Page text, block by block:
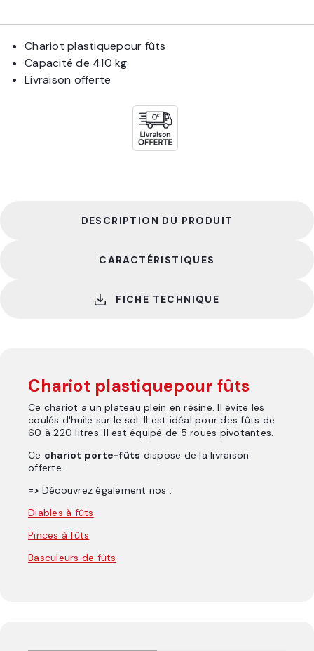
Chariot plastiquepour fûts
Capacité de 410 kg
Livraison offerte
DESCRIPTION DU PRODUIT
CARACTÉRISTIQUES
FICHE TECHNIQUE
Chariot plastiquepour fûts
Ce chariot a un plateau plein en résine. Il évite les
coulés d'huile sur le sol. Il est idéal pour des fûts de
60 à 220 litres. Il est équipé de 5 roues pivotantes.
Ce chariot porte-fûts dispose de la livraison
offerte.
=> Découvrez également nos :
Diables à fûts
Pinces à fûts
Basculeurs de fûts